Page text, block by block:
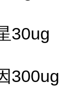
30ug
300ug